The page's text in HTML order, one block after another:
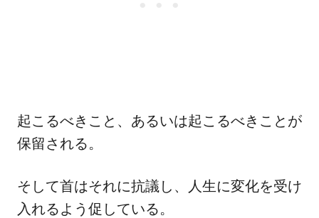
起こるべきこと、あるいは起こるべきことが
保留される。
そして首はそれに抗議し、人生に変化を受け
入れるよう促している。